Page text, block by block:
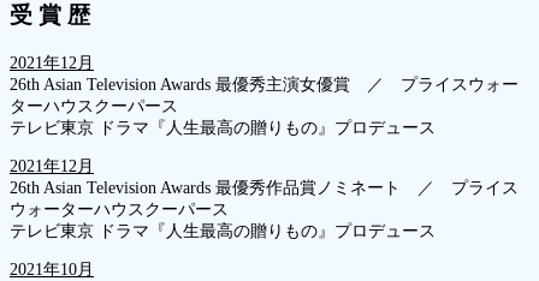
受 賞 歴
2021年12月
26th Asian Television Awards 最優秀主演女優賞 ／ プライスウォー
ターハウスクーパース
テレビ東京 ドラマ『人生最高の贈りもの』プロデュース
2021年12月
26th Asian Television Awards 最優秀作品賞ノミネート ／ プライス
ウォーターハウスクーパース
テレビ東京 ドラマ『人生最高の贈りもの』プロデュース
2021年10月